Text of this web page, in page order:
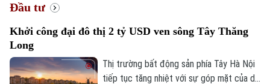
Đầu tư
Khởi công đại đô thị 2 tỷ USD ven sông Tây Thăng
Long
Thị trường bất động sản phía Tây Hà Nội
tiếp tục tăng nhiệt với sự góp mặt của dự